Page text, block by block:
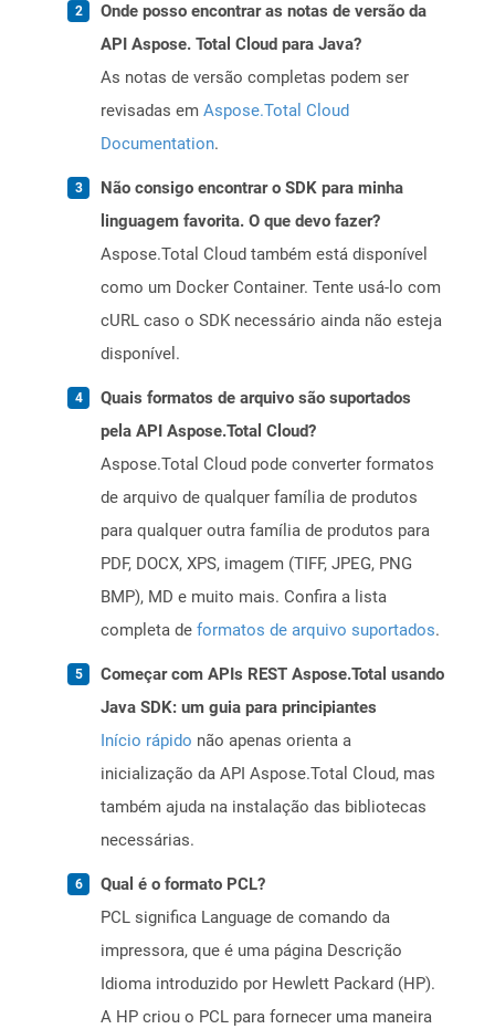
Onde posso encontrar as notas de versão da
API Aspose. Total Cloud para Java?
As notas de versão completas podem ser
revisadas em Aspose.Total Cloud
Documentation.
Não consigo encontrar o SDK para minha
linguagem favorita. O que devo fazer?
Aspose.Total Cloud também está disponível
como um Docker Container. Tente usá-lo com
cURL caso o SDK necessário ainda não esteja
disponível.
Quais formatos de arquivo são suportados
pela API Aspose.Total Cloud?
Aspose.Total Cloud pode converter formatos
de arquivo de qualquer família de produtos
para qualquer outra família de produtos para
PDF, DOCX, XPS, imagem (TIFF, JPEG, PNG
BMP), MD e muito mais. Confira a lista
completa de formatos de arquivo suportados.
Começar com APIs REST Aspose.Total usando
Java SDK: um guia para principiantes
Início rápido não apenas orienta a
inicialização da API Aspose.Total Cloud, mas
também ajuda na instalação das bibliotecas
necessárias.
Qual é o formato PCL?
PCL significa Language de comando da
impressora, que é uma página Descrição
Idioma introduzido por Hewlett Packard (HP).
A HP criou o PCL para fornecer uma maneira